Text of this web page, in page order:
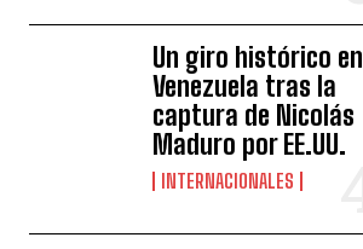
Un giro histórico en
Venezuela tras la
captura de Nicolás
Maduro por EE.UU.
INTERNACIONALES